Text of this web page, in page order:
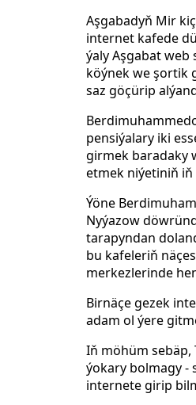
Aşgabadyň Mir
internet kafede
ýaly Aşgabat web
köýnek we şortik
saz göçürip
pensiýalary iki
girmek baradaky
etmek niýetiniň iň
Ýöne
Nyýazow
tarapyndan
bu kafeleriň
merkezlerinde
Birnäçe gezek
adam ol ýere
Iň möhüm
ýokary bolmagy -
internete girip